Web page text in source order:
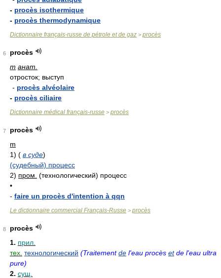
- procès isothermique
- procès thermodynamique
Dictionnaire français-russe de pétrole et de gaz > procès
6
procès
m анат.
отросток; выступ
- procès alvéolaire
- procès ciliaire
Dictionnaire médical français-russe > procès
7
procès
m
1) ( в суде)
(судебный) процесс
2) пром. (технологический) процесс
•
- faire un procès d'intention à qqn
Le dictionnaire commercial Français-Russe > procès
8
procès
1. прил.
тех. технологический (Traitementde l'eau procès etde l'eau ultra
pure)
2. сущ.